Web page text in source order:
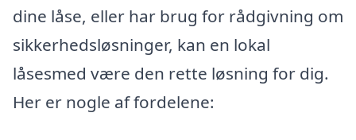
dine låse, eller har brug for rådgivning om
sikkerhedsløsninger, kan en lokal
låsesmed være den rette løsning for dig.
Her er nogle af fordelene: